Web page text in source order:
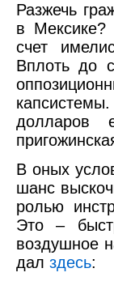
Разжечь
в
счет
Вплоть до
долларов
В оных
шанс
ролью
Это –
воздушное
дал здесь: